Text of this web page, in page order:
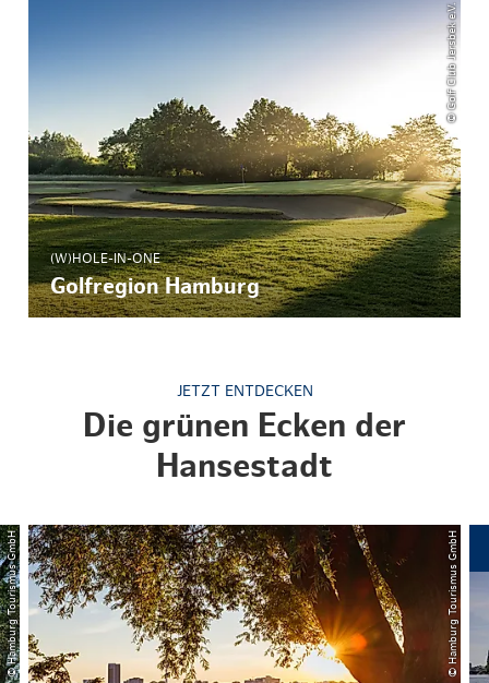
© Golf Club Jersbek e.V.
(W)HOLE-IN-ONE
Golfregion Hamburg
JETZT ENTDECKEN
Die grünen Ecken der
Hansestadt
© Hamburg Tourismus GmbH © Hamburg Tourismus GmbH